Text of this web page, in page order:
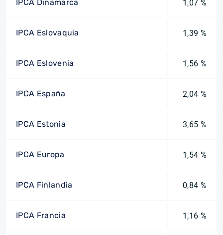
IPCA Dinamarca 1,07 %
IPCA Eslovaquia 1,39 %
IPCA Eslovenia 1,56 %
IPCA España 2,04 %
IPCA Estonia 3,65 %
IPCA Europa 1,54 %
IPCA Finlandia 0,84 %
IPCA Francia 1,16 %